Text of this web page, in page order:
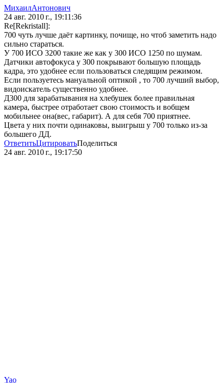
МихаилАнтонович
24 авг. 2010 г., 19:11:36
Re[Rekristall]:
700 чуть лучше даёт картинку, почище, но чтоб заметить надо
сильно стараться.
У 700 ИСО 3200 такие же как у 300 ИСО 1250 по шумам.
Датчики автофокуса у 300 покрывают большую площадь
кадра, это удобнее если пользоваться следящим режимом.
Если пользуетесь мануальной оптикой , то 700 лучший выбор,
видоискатель существенно удобнее.
Д300 для зарабатывания на хлебушек более правильная
камера, быстрее отработает свою стоимость и вобщем
мобильнее она(вес, габарит). А для себя 700 приятнее.
Цвета у них почти одинаковы, выигрыш у 700 только из-за
большего ДД.
ОтветитьЦитироватьПоделиться
24 авг. 2010 г., 19:17:50
Yao